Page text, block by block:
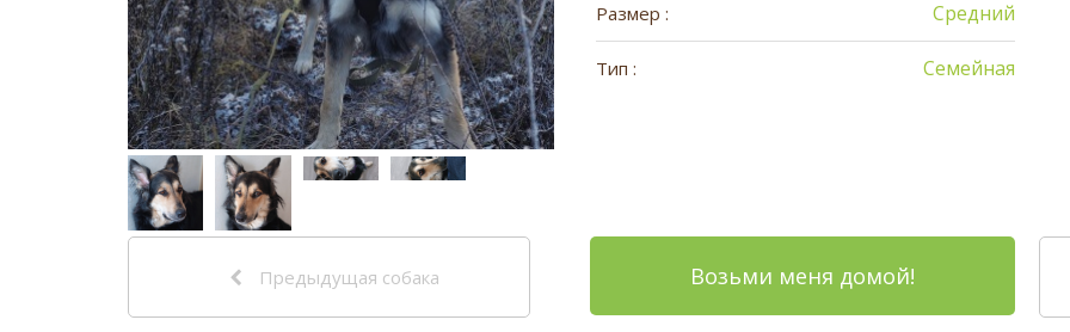
Размер : Средний
Тип : Семейная
Предыдущая собака Возьми меня домой!